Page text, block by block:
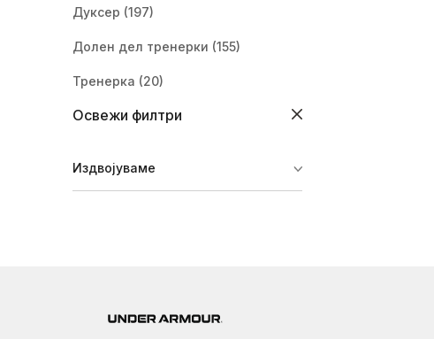
Дуксер (197)
Долен дел тренерки (155)
Тренерка (20)
Шушкавец(13)
Освежи филтри
Издвојуваме